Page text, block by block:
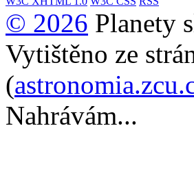
© 2026 Planety
Vytištěno ze
(
Nahrávám...